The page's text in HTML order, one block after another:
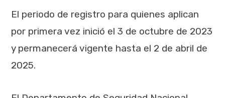
El periodo de registro para quienes aplican
por primera vez inició el 3 de octubre de 2023
y permanecerá vigente hasta el 2 de abril de
2025.